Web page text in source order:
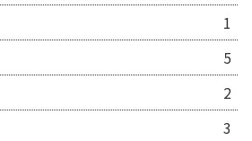
1
5
2
3